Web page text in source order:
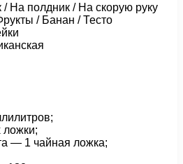
/ На полдник / На скорую руку
/ Банан / Тесто
— 1 чайная ложка;